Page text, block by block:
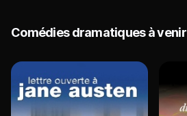
Comédies dramatiques à venir